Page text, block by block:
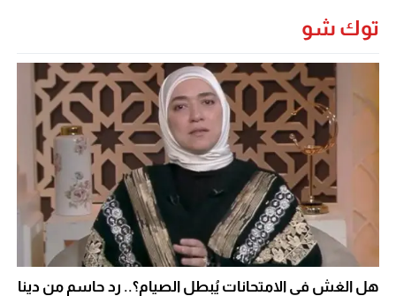
توك شو
هل الغش في الامتحانات يُبطل الصيام؟.. رد حاسم من دينا